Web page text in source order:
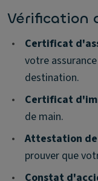
Vérification
• Certificat
votre
destination.
•
Certificat
de main.
•
Attestation
prouver que
•
Constat